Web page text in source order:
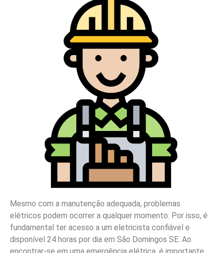
Mesmo com a manutenção adequada, problemas
elétricos podem ocorrer a qualquer momento. Por isso, é
fundamental ter acesso a um eletricista confiável e
disponível 24 horas por dia em São Domingos SE. Ao